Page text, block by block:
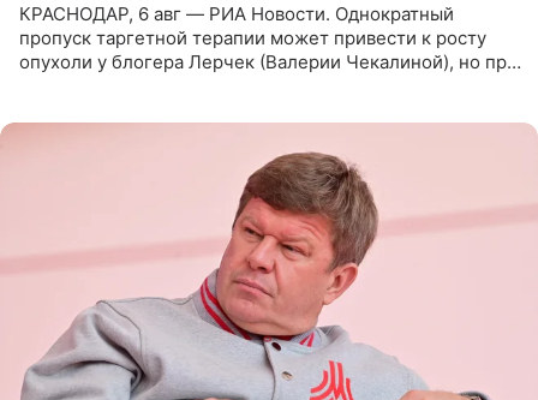
КРАСНОДАР, 6 авг — РИА Новости. Однократный
пропуск таргетной терапии может привести к росту
опухоли у блогера Лерчек (Валерии Чекалиной), но при